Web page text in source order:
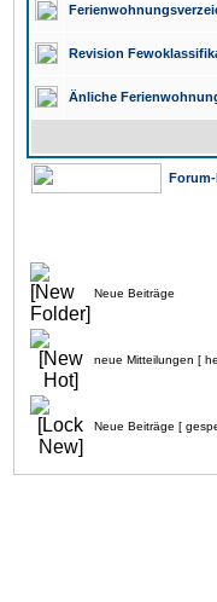
Revision
Änliche
Neue Beiträge
neue Mitteilungen [
Neue Beiträge [